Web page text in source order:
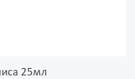
25мл